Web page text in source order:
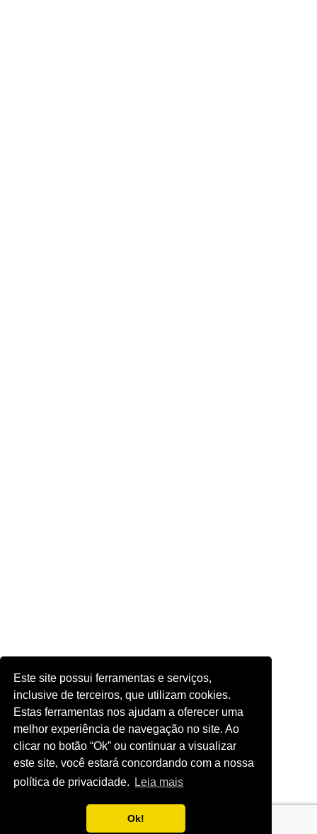
Este site possui ferramentas e serviços,
inclusive de terceiros, que utilizam cookies.
Estas ferramentas nos ajudam a oferecer uma
melhor experiência de navegação no site. Ao
clicar no botão “Ok” ou continuar a visualizar
este site, você estará concordando com a nossa
política de privacidade.
Leia mais
Ok!